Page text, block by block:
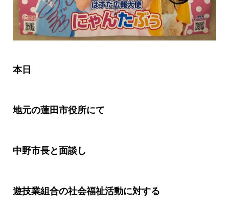
本日
地元の蓮田市役所にて
中野市長と面談し
遊技業組合の社会福祉活動に対する